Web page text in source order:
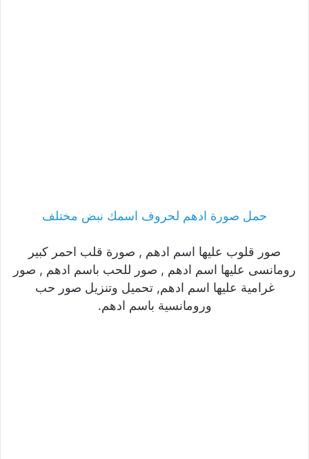
حمل صورة ادهم لحروف اسمك نبض مختلف
صور قلوب عليها اسم ادهم , صورة قلب احمر كبير
رومانسى عليها اسم ادهم , صور للحب باسم ادهم , صور
غرامية عليها اسم ادهم, تحميل وتنزيل صور حب
ورومانسية باسم ادهم.